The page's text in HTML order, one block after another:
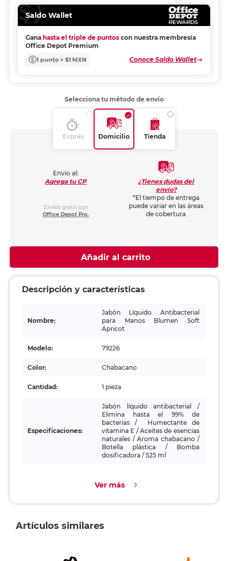
Saldo Wallet
Gana hasta el triple de puntos con nuestra membresía
Office Depot Premium
1 punto = $1 MXN Conoce Saldo Wallet
Selecciona tu método de envío
Exprés Domicilio Tienda
Envío al:
Agrega tu CP
Envíos gratis con
Office Depot Pro.
¿Tienes dudas del
envío?
*El tiempo de entrega
puede variar en las áreas
de cobertura
Añadir al carrito
Descripción y características
Nombre:
Jabón Líquido Antibacterial
para Manos Blumen Soft
Apricot
Modelo: 79226
Color: Chabacano
Cantidad: 1 pieza
Especificaciones:
Jabón líquido antibacterial /
Elimina hasta el 99% de
bacterias / Humectante de
vitamina E / Aceites de esencias
naturales / Aroma chabacano /
Botella plástica / Bomba
dosificadora / 525 ml
Ver más
Artículos similares